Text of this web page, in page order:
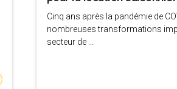
Cinq ans après la pandémie de
nombreuses transformations
secteur de ...